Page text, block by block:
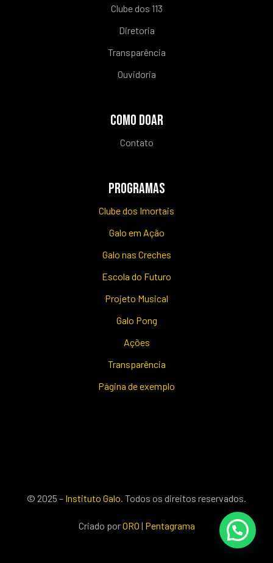
Clube dos 113
Diretoria
Transparência
Ouvidoria
COMO DOAR
Contato
PROGRAMAS
Clube dos Imortais
Galo em Ação
Galo nas Creches
Escola do Futuro
Projeto Musical
Galo Pong
Ações
Transparência
Página de exemplo
© 2025 – Instituto Galo. Todos os direitos reservados.
Criado porORO | Pentagrama